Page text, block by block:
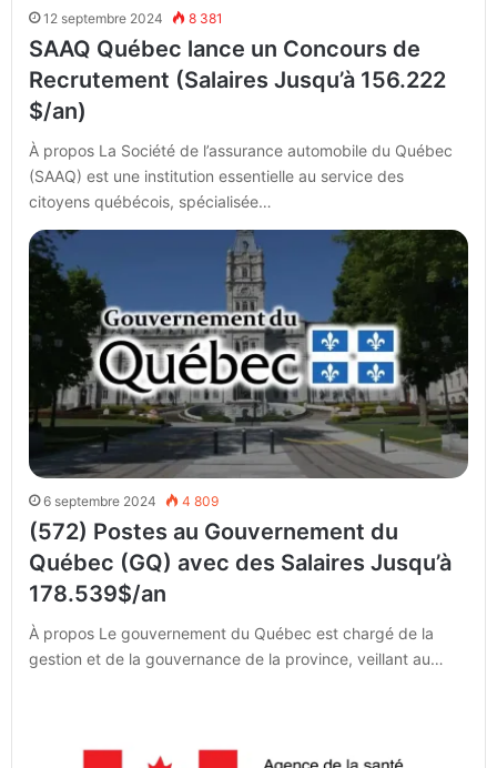
12 septembre 2024 8 381
SAAQ Québec lance un Concours de
Recrutement (Salaires Jusqu’à 156.222
$/an)
À propos La Société de l’assurance automobile du Québec
(SAAQ) est une institution essentielle au service des
citoyens québécois, spécialisée…
6 septembre 2024 4 809
(572) Postes au Gouvernement du
Québec (GQ) avec des Salaires Jusqu’à
178.539$/an
À propos Le gouvernement du Québec est chargé de la
gestion et de la gouvernance de la province, veillant au…